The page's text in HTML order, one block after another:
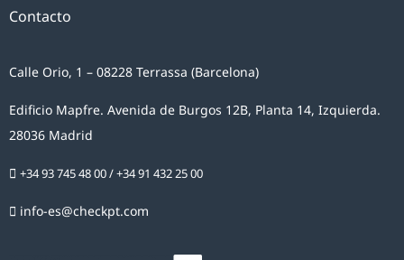
el
de
datos
personales
con
único
Contacto
Calle Orio, 1 – 08228 Terrassa (Barcelona)
Edificio Mapfre. Avenida de Burgos 12B, Planta 14, Izquierda.
28036 Madrid
+34 93 745 48 00/+34 91 432 25 00
info-es@checkpt.com